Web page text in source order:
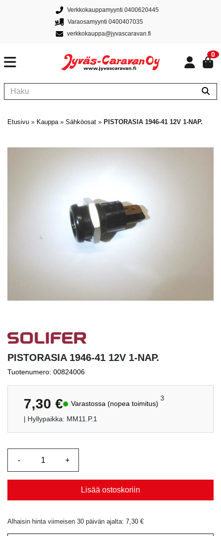
Verkkokauppamyynti 0400620445
Varaosamyynti 0400407035
verkkokauppa@jyvascaravan.fi
0
Etusivu » Kauppa» Sähköosat » PISTORASIA 1946-41 12V 1-NAP.
PISTORASIA 1946-41 12V 1-NAP.
Tuotenumero: 00824006
7,30 € Varastossa (nopea toimitus)
3
| Hyllypaikka: MM11.P.1
Lisää ostoskoriin
Alhaisin hinta viimeisen 30 päivän ajalta: 7,30 €